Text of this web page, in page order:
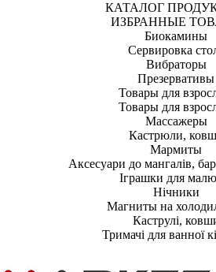
КАТАЛОГ
ИЗБРАННЫЕ
Биокамины
Сервировка
Вибраторы
Презервативы
Товары для
Товары для
Массажеры
Кастрюли,
Мармиты
Аксесуари до мангалів,
Іграшки для
Нічники
Магниты на
Каструлі,
Тримачі для ванної